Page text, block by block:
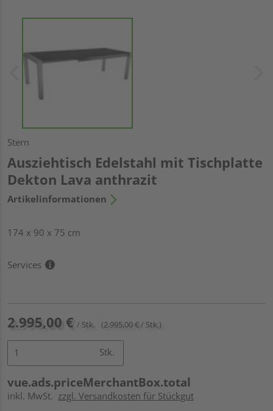
Stern
Ausziehtisch Edelstahl mit Tischplatte
Dekton Lava anthrazit
Artikelinformationen
174 x 90 x 75 cm
Services
2.995,00 € / Stk. (2.995,00 € / Stk.)
Stk.
vue.ads.priceMerchantBox.total
inkl. MwSt. zzgl. Versandkosten für Stückgut